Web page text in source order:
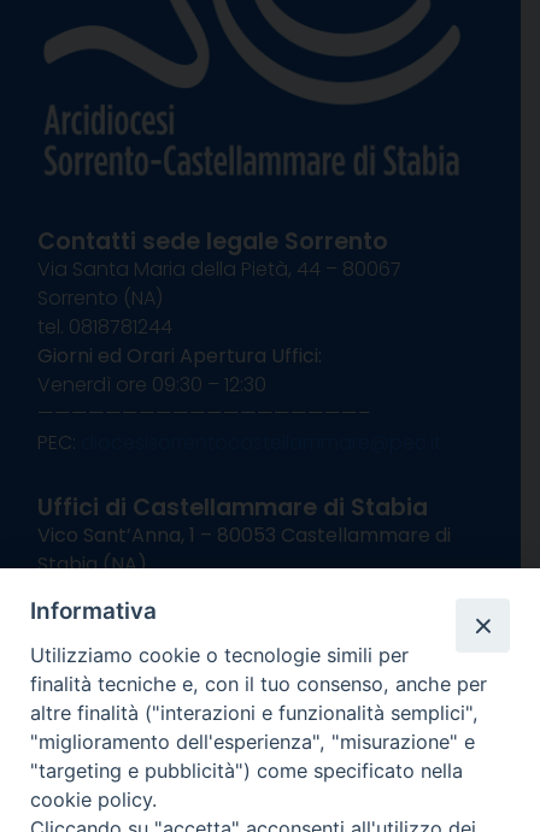
Contatti sede legale Sorrento
Via Santa Maria della Pietà, 44 – 80067
Sorrento (NA)
tel. 0818781244
Giorni ed Orari Apertura Uffici:
Venerdì ore 09:30 – 12:30
———————————————————–
PEC:
Uffici di Castellammare di Stabia
Vico Sant’Anna, 1 – 80053 Castellammare di
Stabia (NA)
Giorni ed Orari Apertura Uffici:
Lunedì e Mercoledì ore 09:00 – 13:00
Uffici Matrimoni:
Lunedì e Mercoledì ore 09:30 – 12:30
seguici su
Informativa
Utilizziamo cookie o tecnologie simili per
finalità tecniche e, con il tuo consenso, anche per
altre finalità ("interazioni e funzionalità semplici",
"miglioramento dell'esperienza", "misurazione" e
"targeting e pubblicità") come specificato nella
cookie policy.